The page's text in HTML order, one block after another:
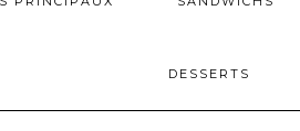
DESSERTS